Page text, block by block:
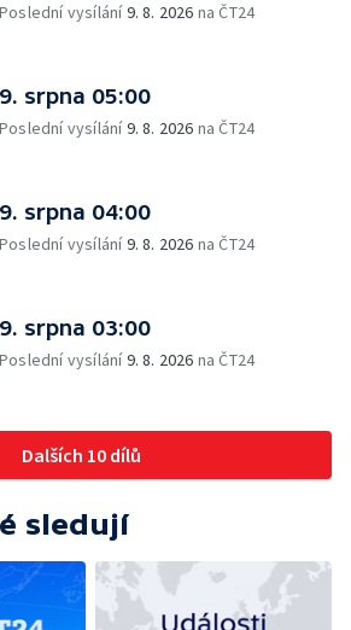
Poslední vysílání9. 8. 2026 na ČT24
9. srpna 05:00
Poslední vysílání9. 8. 2026 na ČT24
9. srpna 04:00
Poslední vysílání9. 8. 2026 na ČT24
9. srpna 03:00
Poslední vysílání9. 8. 2026 na ČT24
Dalších 10 dílů
sledují